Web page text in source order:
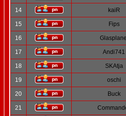
14 kaiR
15 Fips
16
17 Andi741
18 SKAtja
19 oschi
20 Buck
21